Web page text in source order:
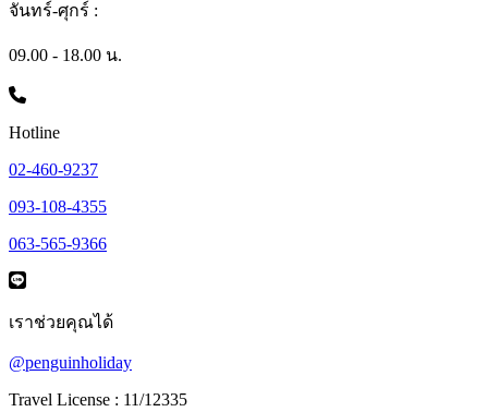
จันทร์-ศุกร์ :
09.00 - 18.00 น.
Hotline
02-460-9237
093-108-4355
063-565-9366
เราช่วยคุณได้
@penguinholiday
Travel License : 11/12335